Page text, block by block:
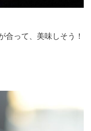
合って、美味しそう！